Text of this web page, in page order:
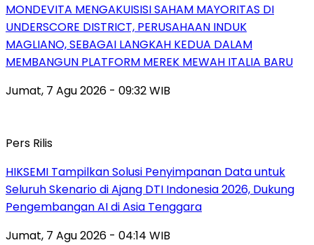
MONDEVITA MENGAKUISISI SAHAM MAYORITAS DI
UNDERSCORE DISTRICT, PERUSAHAAN INDUK
MAGLIANO, SEBAGAI LANGKAH KEDUA DALAM
MEMBANGUN PLATFORM MEREK MEWAH ITALIA BARU
Jumat, 7 Agu 2026 - 09:32 WIB
Pers Rilis
HIKSEMI Tampilkan Solusi Penyimpanan Data untuk
Seluruh Skenario di Ajang DTI Indonesia 2026, Dukung
Pengembangan AI di Asia Tenggara
Jumat, 7 Agu 2026 - 04:14 WIB